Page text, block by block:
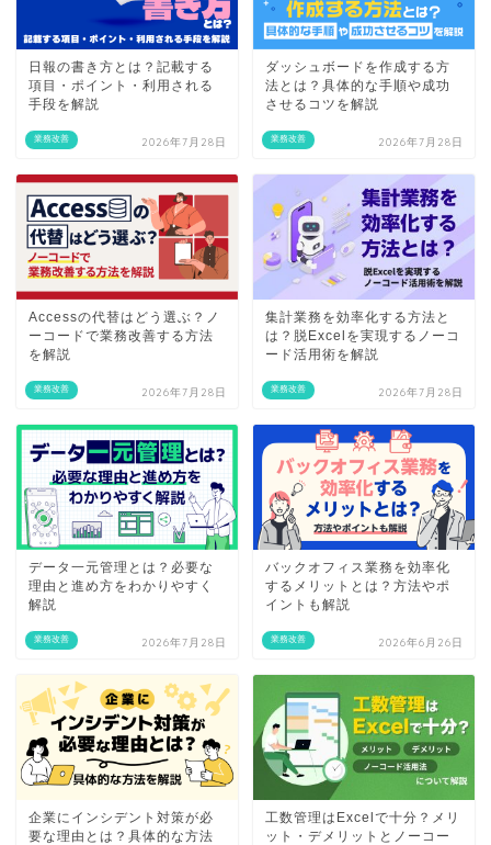
業務改善
日報の書き方とは？記載する
項目・ポイント・利用される
手段を解説
2026年7月28日 業務改善
ダッシュボードを作成する方
法とは？具体的な手順や成功
させるコツを解説
2026年7月28日
業務改善
Accessの代替はどう選ぶ？ノ
ーコードで業務改善する方法
を解説
2026年7月28日 業務改善
集計業務を効率化する方法と
は？脱Excelを実現するノーコ
ード活用術を解説
2026年7月28日
業務改善
データ一元管理とは？必要な
理由と進め方をわかりやすく
解説
2026年7月28日 業務改善
バックオフィス業務を効率化
するメリットとは？方法やポ
イントも解説
2026年6月26日
企業にインシデント対策が必
要な理由とは？具体的な方法
工数管理はExcelで十分？メリ
ット・デメリットとノーコー